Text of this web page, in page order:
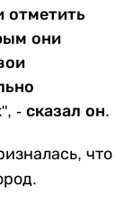
отметить
они
- сказал он.
что